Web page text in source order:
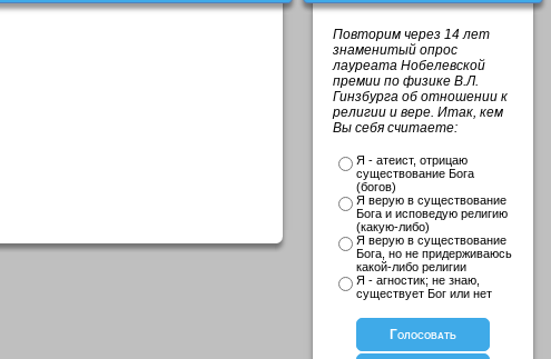
Повторим через 14 лет
знаменитый опрос
лауреата Нобелевской
премии по физике В.Л.
Гинзбурга об отношении к
религии и вере. Итак, кем
Вы себя считаете:
Я - атеист, отрицаю
существование Бога
(богов)
Я верую в существование
Бога и исповедую религию
(какую-либо)
Я верую в существование
Бога, но не придерживаюсь
какой-либо религии
Я - агностик; не знаю,
существует Бог или нет